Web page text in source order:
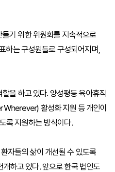
기 위한 위원회를 지속적으로
하는 구성원들로 구성되어지며,
을 하고 있다. 양성평등 육아휴직
활성화 지원 등 개인이
록 지원하는 방식이다.
자들의 삶이 개선될 수 있도록
하고 있다. 앞으로 한국 법인도